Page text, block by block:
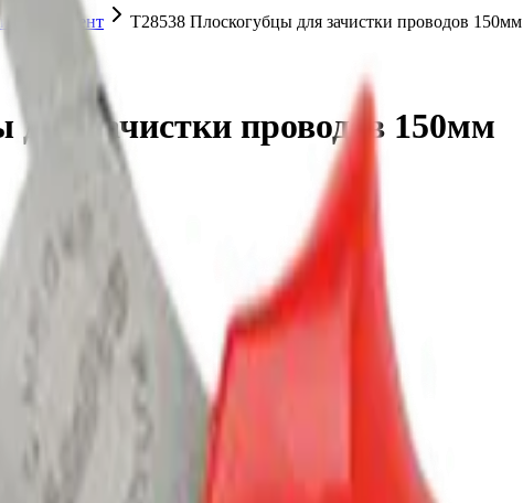
инструмент
T28538 Плоскогубцы для зачистки проводов 150мм
для зачистки проводов 150мм